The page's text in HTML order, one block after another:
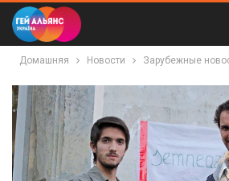
Домашняя Новости Зарубежные